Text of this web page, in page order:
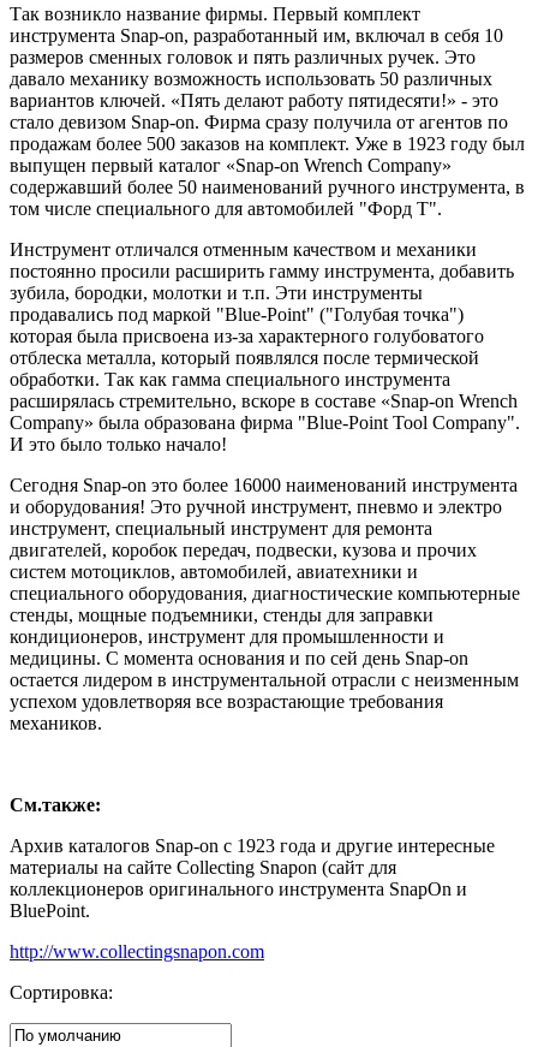
Так возникло название фирмы. Первый комплект
инструмента Snap-on, разработанный им, включал в себя 10
размеров сменных головок и пять различных ручек. Это
давало механику возможность использовать 50 различных
вариантов ключей. «Пять делают работу пятидесяти!» - это
стало девизом Snap-on. Фирма сразу получила от агентов по
продажам более 500 заказов на комплект. Уже в 1923 году был
выпущен первый каталог «Snap-on Wrench Company»
содержавший более 50 наименований ручного инструмента, в
том числе специального для автомобилей "Форд Т".
Инструмент отличался отменным качеством и механики
постоянно просили расширить гамму инструмента, добавить
зубила, бородки, молотки и т.п. Эти инструменты
продавались под маркой "Blue-Point" ("Голубая точка")
которая была присвоена из-за характерного голубоватого
отблеска металла, который появлялся после термической
обработки. Так как гамма специального инструмента
расширялась стремительно, вскоре в составе «Snap-on Wrench
Company» была образована фирма "Blue-Point Tool Company".
И это было только начало!
Сегодня Snap-on это более 16000 наименований инструмента
и оборудования! Это ручной инструмент, пневмо и электро
инструмент, специальный инструмент для ремонта
двигателей, коробок передач, подвески, кузова и прочих
систем мотоциклов, автомобилей, авиатехники и
специального оборудования, диагностические компьютерные
стенды, мощные подъемники, стенды для заправки
кондиционеров, инструмент для промышленности и
медицины. С момента основания и по сей день Snap-on
остается лидером в инструментальной отрасли с неизменным
успехом удовлетворяя все возрастающие требования
механиков.
См.также:
Архив каталогов Snap-on с 1923 года и другие интересные
материалы на сайте Collecting Snapon (сайт для
коллекционеров оригинального инструмента SnapOn и
BluePoint.
http://www.collectingsnapon.com
Сортировка: